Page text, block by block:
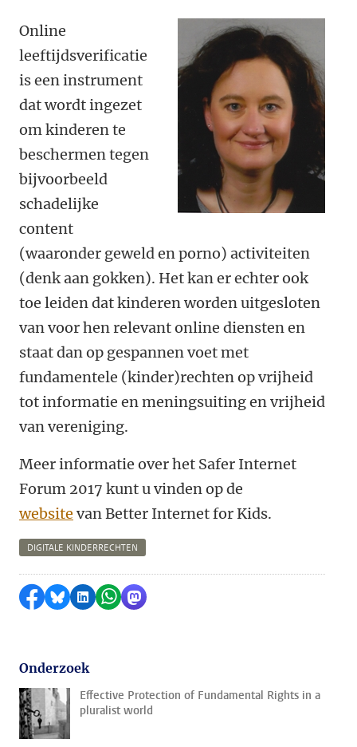
Online
leeftijdsverificatie
is een instrument
dat wordt ingezet
om kinderen te
beschermen tegen
bijvoorbeeld
schadelijke
content
(waaronder geweld en porno) activiteiten
(denk aan gokken). Het kan er echter ook
toe leiden dat kinderen worden uitgesloten
van voor hen relevant online diensten en
staat dan op gespannen voet met
fundamentele (kinder)rechten op vrijheid
tot informatie en meningsuiting en vrijheid
van vereniging.
Meer informatie over het Safer Internet
Forum 2017 kunt u vinden op de
website van Better Internet for Kids.
DIGITALE KINDERRECHTEN
Delen op Facebook
Delen via Bluesky
Delen op LinkedIn
Delen via WhatsApp
Delen via Mastodon
Onderzoek
Effective Protection of Fundamental Rights in a
pluralist world